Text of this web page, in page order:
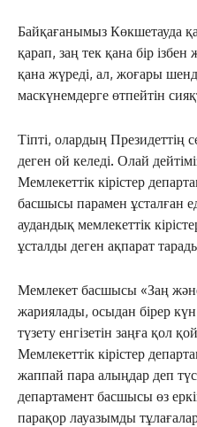
Байқағанымыз Көкшетауда
қарап, заң тек қана бір
қана жүреді, ал, жоғары
маскүнемдерге өтпейтін
Тіпті, олардың Президеттің
деген ой келеді. Олай
Мемлекеттік кірістер
басшысы парамен ұсталған
аудандық мемлекеттік
ұсталды деген ақпарат
Мемлекет басшысы «Заң
жариялады, осыдан бірер
түзету енгізетін заңға
Мемлекеттік кірістер
жаппай пара алыңдар деп
департамент басшысы өз
парақор лауазымды